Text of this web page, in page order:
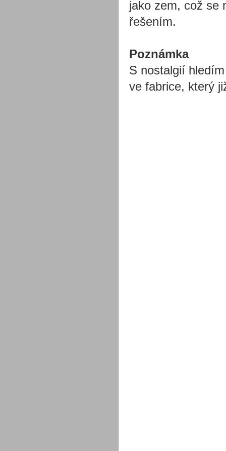
jako zem, což se
řešením.
Poznámka
S nostalgií
ve fabrice, který